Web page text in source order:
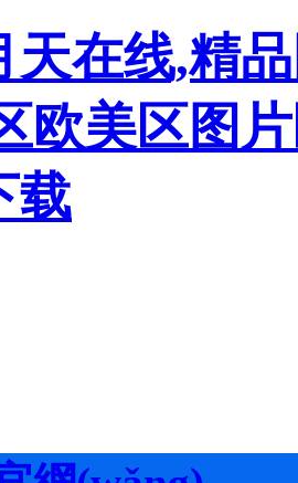
天在线,精
欧美区图
载